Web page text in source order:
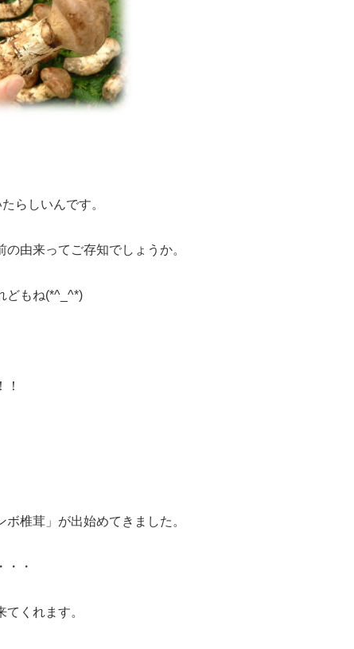
らしいんです。
由来ってご存知でしょうか。
どもね(*^_^*)
椎茸」が出始めてきました。
・・
くれます。